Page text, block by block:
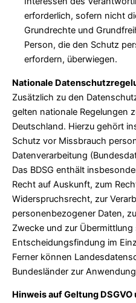
erforderlich, sofern nicht
Grundrechte und
Person, die den Schutz
erfordern, überwiegen.
Nationale
Zusätzlich zu den
gelten nationale Regelungen
Deutschland. Hierzu gehört
Schutz vor Missbrauch
Datenverarbeitung
Das BDSG enthält
Recht auf Auskunft, zum
Widerspruchsrecht, zur
personenbezogener Daten,
Zwecke und zur
Entscheidungsfindung im
Ferner können
Bundesländer zur
Hinweis auf Geltung